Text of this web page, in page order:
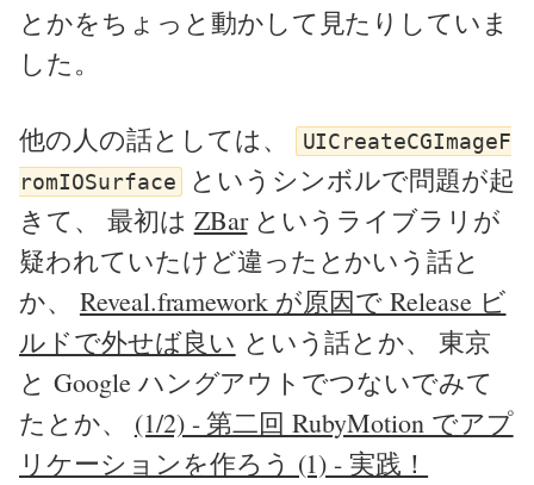
とかをちょっと動かして見たりしていま
した。
他の人の話としては、
UICreateCGImageF
romIOSurface
というシンボルで問題が起
きて、 最初は ZBarというライブラリが
疑われていたけど違ったとかいう話と
か、 Reveal.framework が原因で Release ビ
ルドで外せば良い という話とか、 東京
と Google ハングアウトでつないでみて
たとか、 (1/2) - 第二回 RubyMotion でアプ
リケーションを作ろう (1) - 実践！